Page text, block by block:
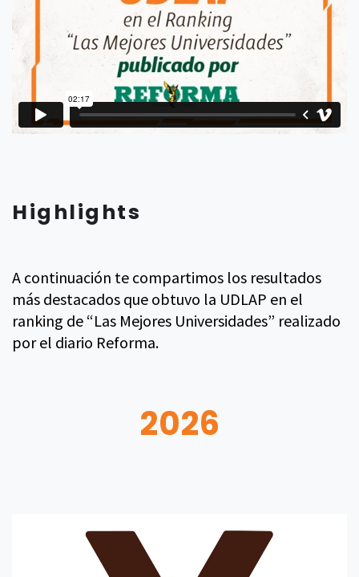
Highlights
A continuación te compartimos los resultados
más destacados que obtuvo la UDLAP en el
ranking de “Las Mejores Universidades” realizado
por el diario Reforma.
2026